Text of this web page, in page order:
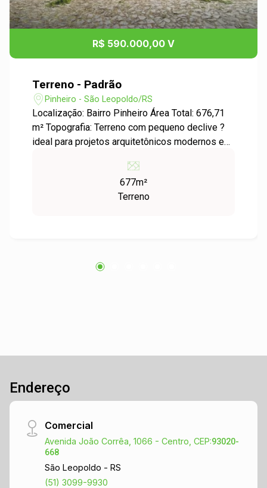
R$ 590.000,00 V
Terreno - Padrão
Pinheiro - São Leopoldo/RS
Localização: Bairro Pinheiro Área Total: 676,71
m² Topografia: Terreno com pequeno declive ?
ideal para projetos arquitetônicos modernos e
Próximo a comércios, escolas e vias de acesso
Documentação em dia Perfeito para construção
residencial ou multifamiliar!
677m²
Terreno
Endereço
Comercial
Avenida João Corrêa, 1066 - Centro, CEP:93020-
668
São Leopoldo - RS
(51) 3099-9930